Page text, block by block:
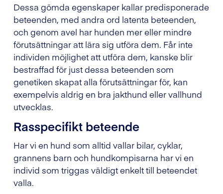
Dessa gömda egenskaper kallar predisponerade
beteenden, med andra ord latenta beteenden,
och genom avel har hunden mer eller mindre
förutsättningar att lära sig utföra dem. Får inte
individen möjlighet att utföra dem, kanske blir
bestraffad för just dessa beteenden som
genetiken skapat alla förutsättningar för, kan
exempelvis aldrig en bra jakthund eller vallhund
utvecklas.
Rasspecifikt beteende
Har vi en hund som alltid vallar bilar, cyklar,
grannens barn och hundkompisarna har vi en
individ som triggas väldigt enkelt till beteendet
valla.